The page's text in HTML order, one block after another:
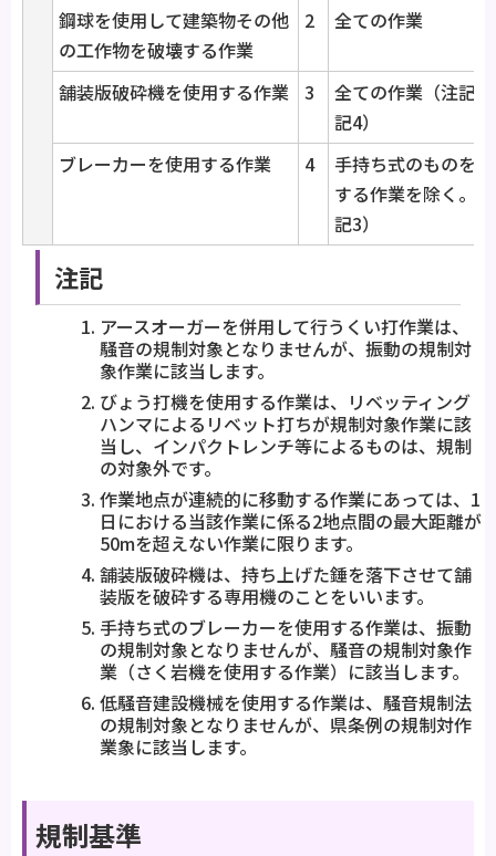
鋼球を使用して建築物その他
の工作物を破壊する作業
2 全ての作業
舗装版破砕機を使用する作業 3
全ての作業（注記3
記4）
ブレーカーを使用する作業
4
手持ち式のものを
する作業を除く。
記3）
注記
アースオーガーを併用して行うくい打作業は、
騒音の規制対象となりませんが、振動の規制対
象作業に該当します。
びょう打機を使用する作業は、リベッティング
ハンマによるリベット打ちが規制対象作業に該
当し、インパクトレンチ等によるものは、規制
の対象外です。
作業地点が連続的に移動する作業にあっては、1
日における当該作業に係る2地点間の最大距離が
50mを超えない作業に限ります。
舗装版破砕機は、持ち上げた錘を落下させて舗
装版を破砕する専用機のことをいいます。
手持ち式のブレーカーを使用する作業は、振動
の規制対象となりませんが、騒音の規制対象作
業（さく岩機を使用する作業）に該当します。
低騒音建設機械を使用する作業は、騒音規制法
の規制対象となりませんが、県条例の規制対作
業象に該当します。
規制基準